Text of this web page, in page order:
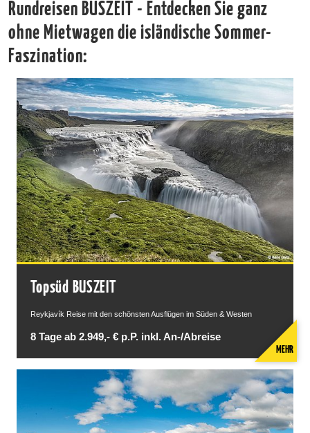
Rundreisen BUSZEIT - Entdecken Sie ganz
ohne Mietwagen die isländische Sommer-
Faszination:
Topsüd BUSZEIT
Reykjavík Reise mit den schönsten Ausflügen im Süden & Westen
8 Tage ab 2.949,- € p.P. inkl. An-/Abreise
MEHR